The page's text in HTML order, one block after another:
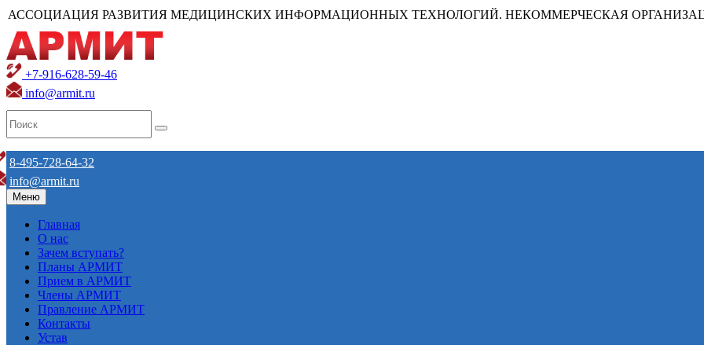
АССОЦИАЦИЯ РАЗВИТИЯ МЕДИЦИНСКИХ ИНФОРМАЦИОННЫХ ТЕХНОЛОГИЙ. НЕКОММЕРЧЕСКАЯ
+7-916-628-59-46
info@armit.ru
8-495-728-64-32
info@armit.ru
Меню
Главная
О нас
Зачем вступать?
Планы АРМИТ
Прием в АРМИТ
Члены АРМИТ
Правление АРМИТ
Контакты
Устав